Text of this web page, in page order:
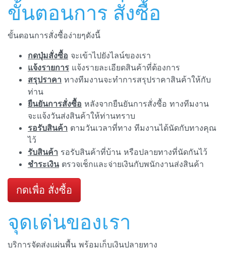
ขั้นตอนการ สั่งซื้อ
ขั้นตอนการสั่งซื้อง่ายๆดังนี้
กดปุ่มสั่งซื้อ จะเข้าไปยังไลน์ของเรา
แจ้งรายการ แจ้งรายละเอียดสินค้าที่ต้องการ
สรุปราคา ทางทีมงานจะทำการสรุปราคาสินค้าให้กับ
ท่าน
ยืนยันการสั่งซื้อ หลังจากยืนยันการสั่งซื้อ ทางทีมงาน
จะแจ้งวันส่งสินค้าให้ท่านทราบ
รอรับสินค้า ตามวันเวลาที่ทาง ทีมงานได้นัดกับทางคุณ
ไว้
รับสินค้า รอรับสินค้าที่บ้าน หรือปลายทางที่นัดกันไว้
ชำระเงินตรวจเช็กและจ่ายเงินกับพนักงานส่งสินค้า
กดเพื่อ สั่งซื้อ
จุดเด่นของเรา
บริการจัดส่งแผ่นพื้น พร้อมเก็บเงินปลายทาง